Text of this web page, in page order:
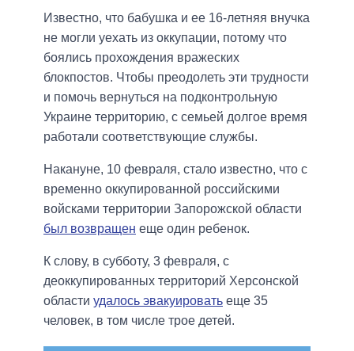
Известно, что бабушка и ее 16-летняя внучка
не могли уехать из оккупации, потому что
боялись прохождения вражеских
блокпостов. Чтобы преодолеть эти трудности
и помочь вернуться на подконтрольную
Украине территорию, с семьей долгое время
работали соответствующие службы.
Накануне, 10 февраля, стало известно, что с
временно оккупированной российскими
войсками территории Запорожской области
был возвращен еще один ребенок.
К слову, в субботу, 3 февраля, с
деоккупированных территорий Херсонской
области удалось эвакуировать еще 35
человек, в том числе трое детей.